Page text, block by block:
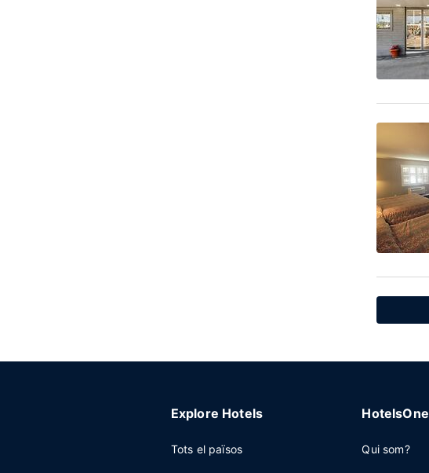
Explore Hotels
Tots el països
HotelsOne
Qui som?